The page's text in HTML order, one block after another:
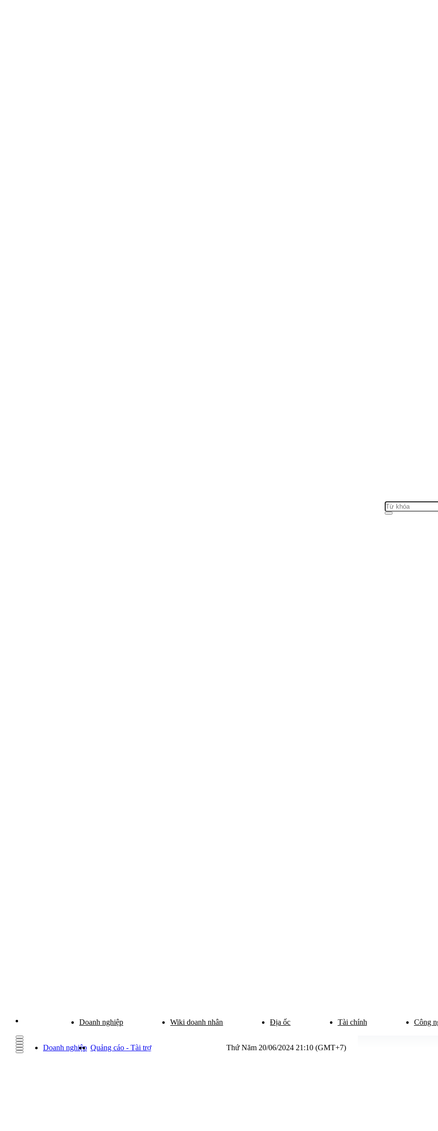
Doanh nghiệp Wiki doanh nhân Địa ốc Tài chính Công
Doanh nghiệp Quảng cáo - Tài trợ Thứ Năm 20/06/2024 21:10 (GMT+7)